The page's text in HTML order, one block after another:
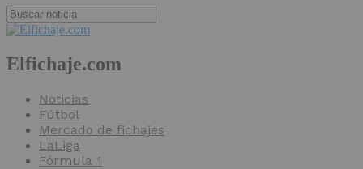
Elfichaje.com
Noticias
Fútbol
Mercado de fichajes
LaLiga
Fórmula 1